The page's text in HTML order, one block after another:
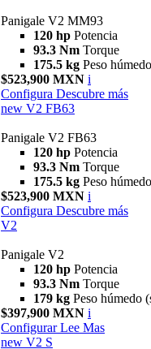
Panigale V2 MM93
120 hp Potencia
93.3 Nm Torque
175.5 kg Peso
$523,900 MXN i
Configura Descubre más
new V2 FB63
Panigale V2 FB63
120 hp Potencia
93.3 Nm Torque
175.5 kg Peso
$523,900 MXN i
Configura Descubre más
V2
Panigale V2
120 hp Potencia
93.3 Nm Torque
179 kg Peso húmedo
$397,900 MXN i
Configurar Lee Mas
new V2 S